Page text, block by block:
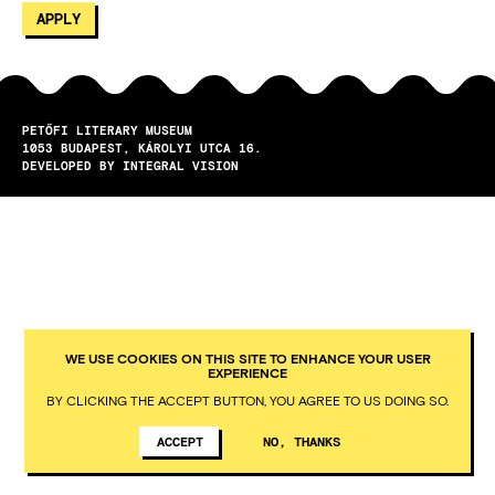
PETŐFI LITERARY MUSEUM
1053
BUDAPEST
KÁROLYI UTCA 16.
DEVELOPED BY INTEGRAL VISION
WE USE COOKIES ON THIS SITE TO ENHANCE YOUR USER
EXPERIENCE
BY CLICKING THE ACCEPT BUTTON, YOU AGREE TO US DOING SO.
ACCEPT NO, THANKS